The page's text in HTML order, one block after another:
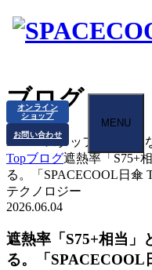
オンライン
ショップ
お問い合わせ
MENU
ブログ
BLOG スタッフから様々
Topブログ遮熱率「S75+
る。「SPACECOOL日傘
テクノロジー
2026.06.04
遮熱率「S75+相当」
る。「SPACECOOL